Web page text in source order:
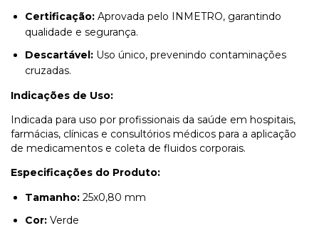
Certificação: Aprovada pelo INMETRO, garantindo
qualidade e segurança.
Descartável: Uso único, prevenindo contaminações
cruzadas.
Indicações de Uso:
Indicada para uso por profissionais da saúde em hospitais,
farmácias, clínicas e consultórios médicos para a aplicação
de medicamentos e coleta de fluidos corporais.
Especificações do Produto:
Tamanho: 25x0,80 mm
Cor: Verde